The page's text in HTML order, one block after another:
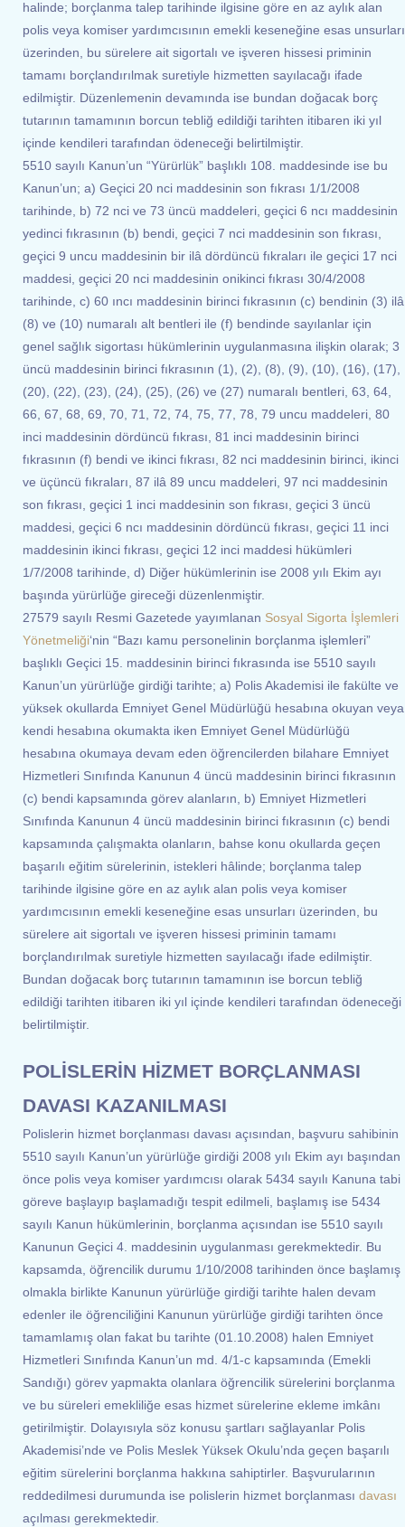
halinde; borçlanma talep tarihinde ilgisine göre en az aylık alan
polis veya komiser yardımcısının emekli keseneğine esas unsurları
üzerinden, bu sürelere ait sigortalı ve işveren hissesi priminin
tamamı borçlandırılmak suretiyle hizmetten sayılacağı ifade
edilmiştir. Düzenlemenin devamında ise bundan doğacak borç
tutarının tamamının borcun tebliğ edildiği tarihten itibaren iki yıl
içinde kendileri tarafından ödeneceği belirtilmiştir.
5510 sayılı Kanun’un “Yürürlük” başlıklı 108. maddesinde ise bu
Kanun’un; a) Geçici 20 nci maddesinin son fıkrası 1/1/2008
tarihinde, b) 72 nci ve 73 üncü maddeleri, geçici 6 ncı maddesinin
yedinci fıkrasının (b) bendi, geçici 7 nci maddesinin son fıkrası,
geçici 9 uncu maddesinin bir ilâ dördüncü fıkraları ile geçici 17 nci
maddesi, geçici 20 nci maddesinin onikinci fıkrası 30/4/2008
tarihinde, c) 60 ıncı maddesinin birinci fıkrasının (c) bendinin (3) ilâ
(8) ve (10) numaralı alt bentleri ile (f) bendinde sayılanlar için
genel sağlık sigortası hükümlerinin uygulanmasına ilişkin olarak; 3
üncü maddesinin birinci fıkrasının (1), (2), (8), (9), (10), (16), (17),
(20), (22), (23), (24), (25), (26) ve (27) numaralı bentleri, 63, 64,
66, 67, 68, 69, 70, 71, 72, 74, 75, 77, 78, 79 uncu maddeleri, 80
inci maddesinin dördüncü fıkrası, 81 inci maddesinin birinci
fıkrasının (f) bendi ve ikinci fıkrası, 82 nci maddesinin birinci, ikinci
ve üçüncü fıkraları, 87 ilâ 89 uncu maddeleri, 97 nci maddesinin
son fıkrası, geçici 1 inci maddesinin son fıkrası, geçici 3 üncü
maddesi, geçici 6 ncı maddesinin dördüncü fıkrası, geçici 11 inci
maddesinin ikinci fıkrası, geçici 12 inci maddesi hükümleri
1/7/2008 tarihinde, d) Diğer hükümlerinin ise 2008 yılı Ekim ayı
başında yürürlüğe gireceği düzenlenmiştir.
27579 sayılı Resmi Gazetede yayımlanan Sosyal Sigorta İşlemleri
Yönetmeliği‘nin “Bazı kamu personelinin borçlanma işlemleri”
başlıklı Geçici 15. maddesinin birinci fıkrasında ise 5510 sayılı
Kanun’un yürürlüğe girdiği tarihte; a) Polis Akademisi ile fakülte ve
yüksek okullarda Emniyet Genel Müdürlüğü hesabına okuyan veya
kendi hesabına okumakta iken Emniyet Genel Müdürlüğü
hesabına okumaya devam eden öğrencilerden bilahare Emniyet
Hizmetleri Sınıfında Kanunun 4 üncü maddesinin birinci fıkrasının
(c) bendi kapsamında görev alanların, b) Emniyet Hizmetleri
Sınıfında Kanunun 4 üncü maddesinin birinci fıkrasının (c) bendi
kapsamında çalışmakta olanların, bahse konu okullarda geçen
başarılı eğitim sürelerinin, istekleri hâlinde; borçlanma talep
tarihinde ilgisine göre en az aylık alan polis veya komiser
yardımcısının emekli keseneğine esas unsurları üzerinden, bu
sürelere ait sigortalı ve işveren hissesi priminin tamamı
borçlandırılmak suretiyle hizmetten sayılacağı ifade edilmiştir.
Bundan doğacak borç tutarının tamamının ise borcun tebliğ
edildiği tarihten itibaren iki yıl içinde kendileri tarafından ödeneceği
belirtilmiştir.
POLİSLERİN HİZMET BORÇLANMASI
DAVASI KAZANILMASI
Polislerin hizmet borçlanması davası açısından, başvuru sahibinin
5510 sayılı Kanun’un yürürlüğe girdiği 2008 yılı Ekim ayı başından
önce polis veya komiser yardımcısı olarak 5434 sayılı Kanuna tabi
göreve başlayıp başlamadığı tespit edilmeli, başlamış ise 5434
sayılı Kanun hükümlerinin, borçlanma açısından ise 5510 sayılı
Kanunun Geçici 4. maddesinin uygulanması gerekmektedir. Bu
kapsamda, öğrencilik durumu 1/10/2008 tarihinden önce başlamış
olmakla birlikte Kanunun yürürlüğe girdiği tarihte halen devam
edenler ile öğrenciliğini Kanunun yürürlüğe girdiği tarihten önce
tamamlamış olan fakat bu tarihte (01.10.2008) halen Emniyet
Hizmetleri Sınıfında Kanun’un md. 4/1-c kapsamında (Emekli
Sandığı) görev yapmakta olanlara öğrencilik sürelerini borçlanma
ve bu süreleri emekliliğe esas hizmet sürelerine ekleme imkânı
getirilmiştir. Dolayısıyla söz konusu şartları sağlayanlar Polis
Akademisi’nde ve Polis Meslek Yüksek Okulu’nda geçen başarılı
eğitim sürelerini borçlanma hakkına sahiptirler. Başvurularının
reddedilmesi durumunda ise polislerin hizmet borçlanması davası
açılması gerekmektedir.